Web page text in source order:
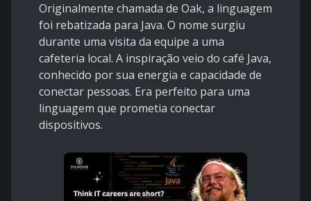
Originalmente chamada de Oak, a linguagem
foi rebatizada para Java. O nome surgiu
durante uma visita da equipe a uma
cafeteria local. A inspiração veio do café Java,
conhecido por sua energia e capacidade de
conectar pessoas. Era perfeito para uma
linguagem que prometia conectar
dispositivos.